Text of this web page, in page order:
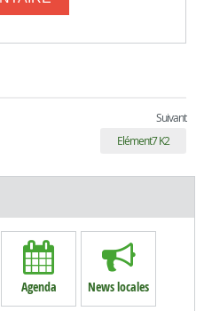
Suivant
Elément7 K2
Agenda News locales